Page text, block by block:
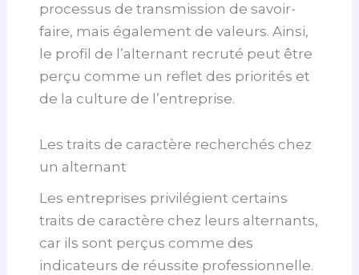
processus de transmission de savoir-
faire, mais également de valeurs. Ainsi,
le profil de l’alternant recruté peut être
perçu comme un reflet des priorités et
de la culture de l’entreprise.
Les traits de caractère recherchés chez
un alternant
Les entreprises privilégient certains
traits de caractère chez leurs alternants,
car ils sont perçus comme des
indicateurs de réussite professionnelle.